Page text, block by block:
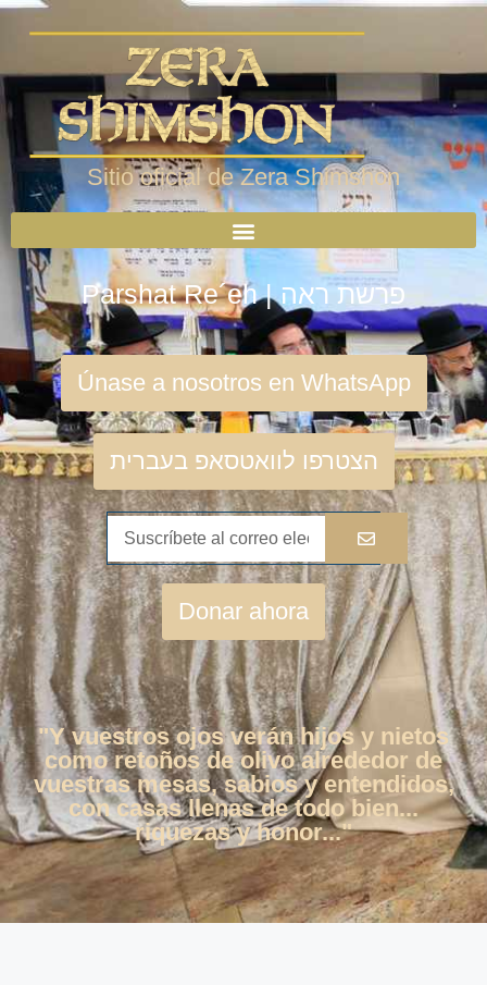
Sitio oficial de Zera Shimshon
Parshat Re´eh | פרשת ראה
Únase a nosotros en WhatsApp
הצטרפו לוואטסאפ בעברית
Donar ahora
"Y vuestros ojos verán hijos y nietos
como retoños de olivo alrededor de
vuestras mesas, sabios y entendidos,
con casas llenas de todo bien...
riquezas y honor..."